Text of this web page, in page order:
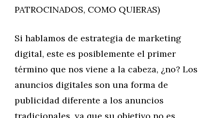
PATROCINADOS, COMO QUIERAS)
Si hablamos de estrategia de marketing
digital, este es posiblemente el primer
término que nos viene a la cabeza, ¿no? Los
anuncios digitales son una forma de
publicidad diferente a los anuncios